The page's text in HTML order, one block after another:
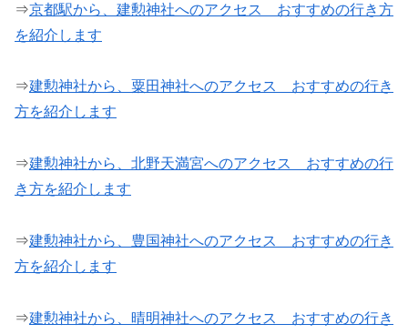
⇒京都駅から、建勲神社へのアクセス おすすめの行き方
を紹介します
⇒建勲神社から、粟田神社へのアクセス おすすめの行き
方を紹介します
⇒建勲神社から、北野天満宮へのアクセス おすすめの行
き方を紹介します
⇒建勲神社から、豊国神社へのアクセス おすすめの行き
方を紹介します
⇒建勲神社から、晴明神社へのアクセス おすすめの行き